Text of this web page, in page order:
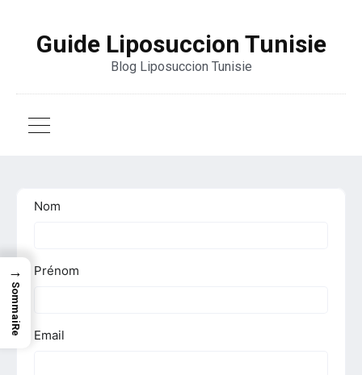
Guide Liposuccion Tunisie
Blog Liposuccion Tunisie
→
SommaiRe